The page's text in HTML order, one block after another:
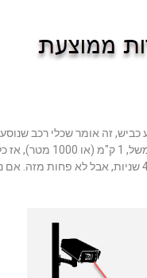
עומדת על 90 קמ"ש באותו קטע כביש, זה אומר
יעבור לא יותר מ- 25 מטר בשניה. אם בין שתי
במהירות חוקית של 90 קמ"ש אמור לעבור את הקטע הזה ב- 40